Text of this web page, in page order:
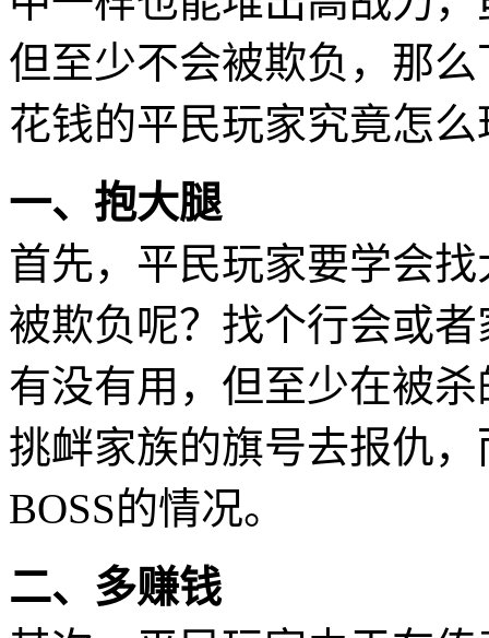
但至少不会被欺负，那
花钱的平民玩家究竟怎
一、抱大腿
首先，平民玩家要学会
被欺负呢？找个行会或
有没有用，但至少在被
挑衅家族的旗号去报仇
BOSS的情况。
二、多赚钱